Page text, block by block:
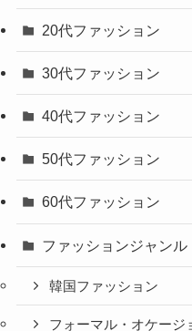
20代ファッション
30代ファッション
40代ファッション
50代ファッション
60代ファッション
ファッションジャンル
韓国ファッション
フォーマル・オケージ